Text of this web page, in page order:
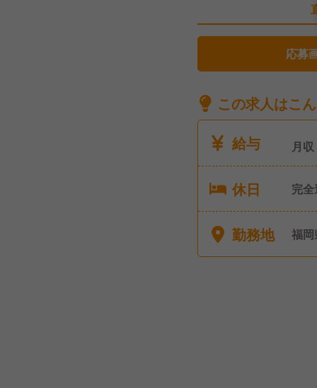
応募
この求人はこ
給与
月収
休日 完
勤務地 福